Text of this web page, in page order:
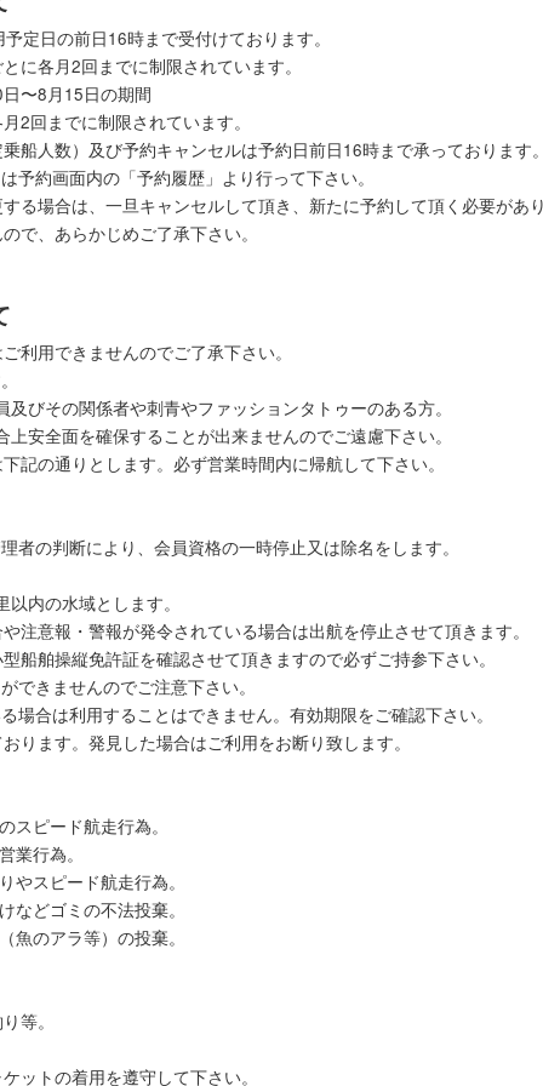
定日の前日16時まで受付けております。
に各月2回までに制限されています。
〜8月15日の期間
2回までに制限されています。
船人数）及び予約キャンセルは予約日前日16時まで承っております
予約画面内の「予約履歴」より行って下さい。
る場合は、一旦キャンセルして頂き、新たに予約して頂く必要があ
で、あらかじめご了承下さい。
利用できませんのでご了承下さい。
びその関係者や刺青やファッションタトゥーのある方。
安全面を確保することが出来ませんのでご遠慮下さい。
記の通りとします。必ず営業時間内に帰航して下さい。
者の判断により、会員資格の一時停止又は除名をします。
内の水域とします。
注意報・警報が発令されている場合は出航を停止させて頂きます。
船舶操縦免許証を確認させて頂きますので必ずご持参下さい。
できませんのでご注意下さい。
場合は利用することはできません。有効期限をご確認下さい。
ります。発見した場合はご利用をお断り致します。
スピード航走行為。
業行為。
やスピード航走行為。
などゴミの不法投棄。
魚のアラ等）の投棄。
等。
ットの着用を遵守して下さい。